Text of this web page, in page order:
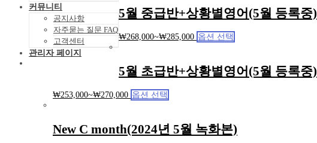
커뮤니티
공지사항
자주묻는 질문 FAQ
고객센터
관리자 페이지
5월 중급반+상황별영어(5월 등록중)
₩268,000~₩285,000 옵션 선택
5월 초급반+상황별영어(5월 등록중)
₩253,000~₩270,000 옵션 선택
New C month(2024년 5월 녹화본)